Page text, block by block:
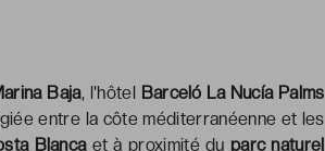
Baja, l'hôtel Barceló La Nucía Palms
entre la côte méditerranéenne et les
Blancaet à proximité du parc naturel